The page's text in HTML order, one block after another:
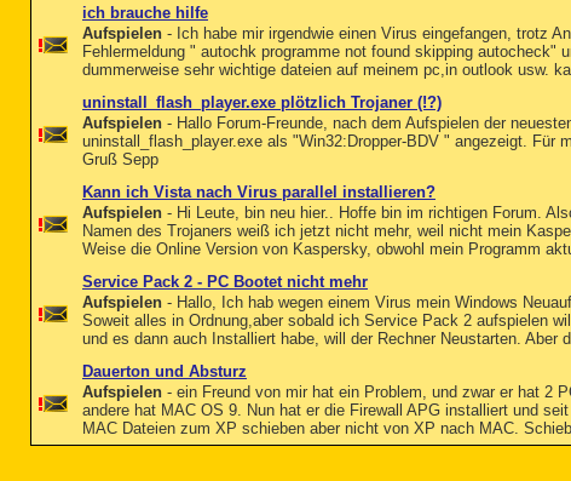
ich brauche hilfe
Aufspielen - Ich habe mir irgendwie einen Virus eingefangen, trotz
Fehlermeldung " autochk programme not found skipping autocheck"
dummerweise sehr wichtige dateien auf meinem pc,in outlook usw.
uninstall_flash_player.exe plötzlich Trojaner (!?)
Aufspielen - Hallo Forum-Freunde, nach dem Aufspielen der
uninstall_flash_player.exe als "Win32:Dropper-BDV " angezeigt. Für
Gruß Sepp
Kann ich Vista nach Virus parallel installieren?
Aufspielen - Hi Leute, bin neu hier.. Hoffe bin im richtigen Forum.
Namen des Trojaners weiß ich jetzt nicht mehr, weil nicht mein
Weise die Online Version von Kaspersky, obwohl mein Programm
Service Pack 2 - PC Bootet nicht mehr
Aufspielen - Hallo, Ich hab wegen einem Virus mein Windows
Soweit alles in Ordnung,aber sobald ich Service Pack 2 aufspielen
und es dann auch Installiert habe, will der Rechner Neustarten. Aber
Dauerton und Absturz
Aufspielen - ein Freund von mir hat ein Problem, und zwar er hat 2
andere hat MAC OS 9. Nun hat er die Firewall APG installiert und
MAC Dateien zum XP schieben aber nicht von XP nach MAC.